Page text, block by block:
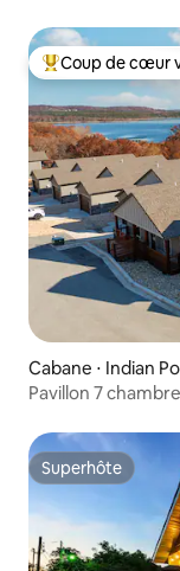
Coups de cœur
Coup de cœur
Cabane ⋅ Indian
Pavillon 7
Superhôte
Superhôte